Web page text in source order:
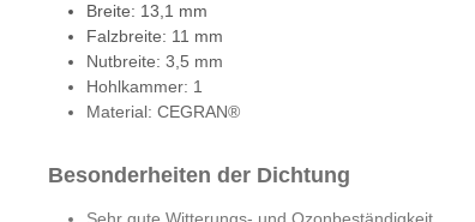
Breite: 13,1 mm
Falzbreite: 11 mm
Nutbreite: 3,5 mm
Hohlkammer: 1
Material: CEGRAN®
Besonderheiten der Dichtung